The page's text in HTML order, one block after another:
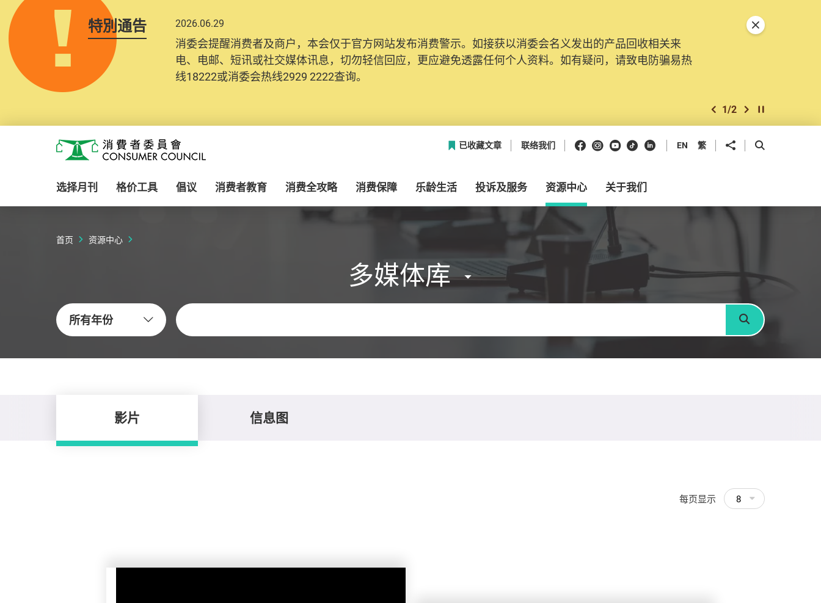
特別通告 2026.06.29
消委会提醒消费者及商户，本会仅于官方网站发布消费警示。如接获以消委会名义发出的产品回收相关来
电、电邮、短讯或社交媒体讯息，切勿轻信回应，更应避免透露任何个人资料。如有疑问，请致电防骗易热
线18222或消委会热线2929 2222查询。
2025.10.31
为提升使用者体验及网络安全，本会的投诉处理系统已经进行升级及推出新功能。由2025年11月10日起，
消费者需要提供基本联络资料（包括姓名、电邮及电话）注册帐户，才可提交投诉、查询及建议。所有提交
纪录将清晰整合于帐户中，方便日后作出跟进。
上一个
2/2 下一个开始/暂停幻灯
关闭特別通告
消费者委员会
已收藏文章 联络我们 Facebook
Instagram
Youtube
抖音领英 EN 繁 分享到 开启搜寻框
选择月刊 格价工具 倡议 消费者教育 消费全攻略 消费保障 乐龄生活 投诉及服务 资源中心 关于我们
首页 资源中心
多媒体库
所有年份
关键字
搜寻
影片 信息图
每页显示 8